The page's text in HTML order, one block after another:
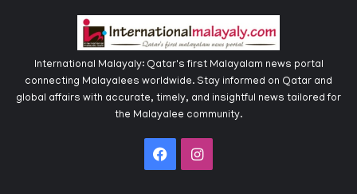
International Malayaly: Qatar's first Malayalam news portal
connecting Malayalees worldwide. Stay informed on Qatar and
global affairs with accurate, timely, and insightful news tailored for
the Malayalee community.
FacebookInstagram